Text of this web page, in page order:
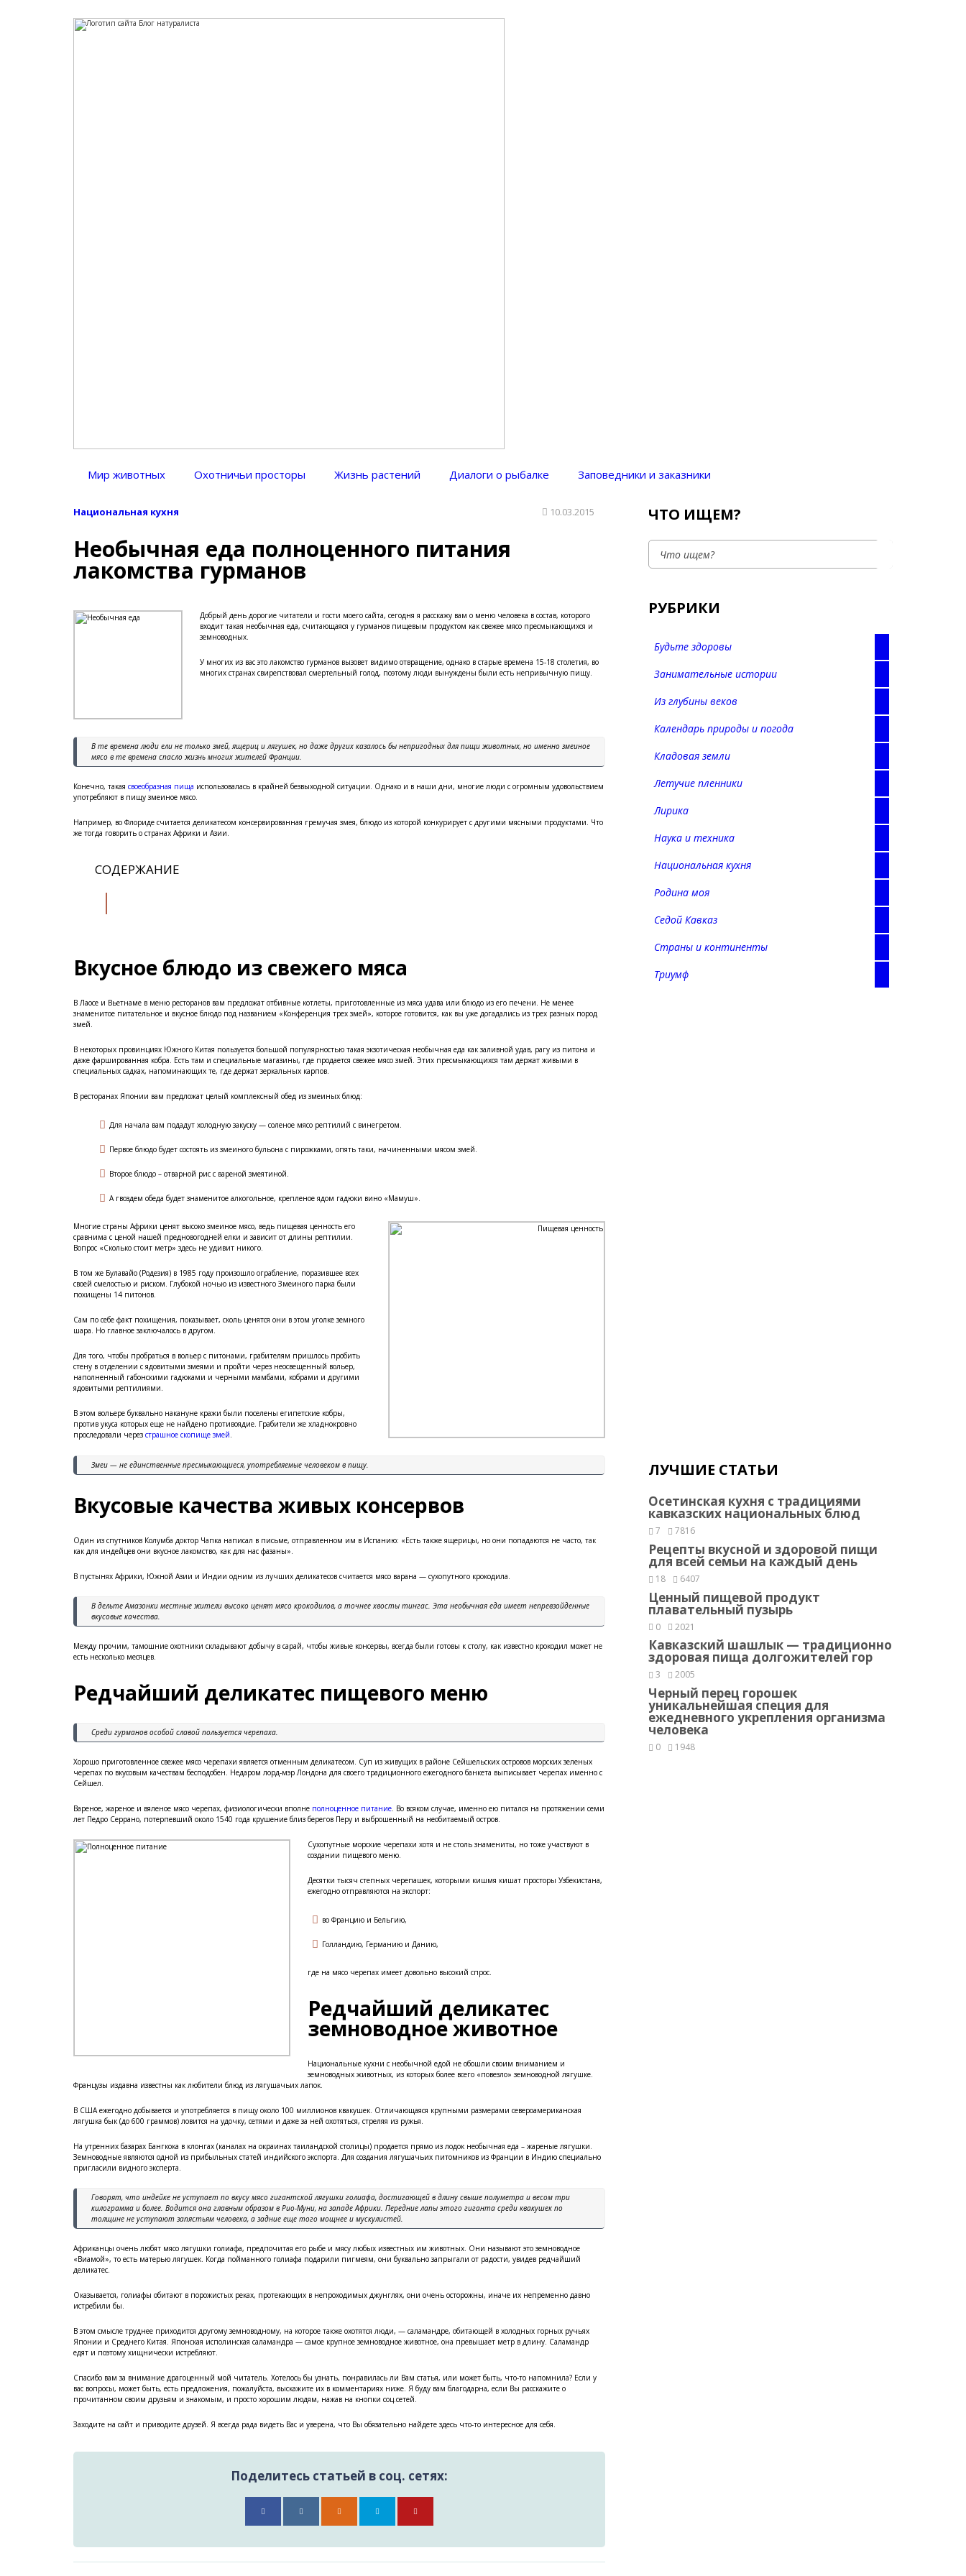
Мир животных Охотничьи просторы Жизнь растений Диалоги о рыбалке Заповедники и заказники
Национальная кухня 10.03.2015
Необычная еда полноценного питания
лакомства гурманов
Добрый день дорогие читатели и гости моего сайта, сегодня я расскажу вам о меню человека в состав, которого
входит такая необычная еда, считающаяся у гурманов пищевым продуктом как свежее мясо пресмыкающихся и
земноводных.
У многих из вас это лакомство гурманов вызовет видимо отвращение, однако в старые времена 15-18 столетия, во
многих странах свирепствовал смертельный голод, поэтому люди вынуждены были есть непривычную пищу.
В те времена люди ели не только змей, ящериц и лягушек, но даже других казалось бы непригодных для пищи животных, но именно змеиное
мясо в те времена спасло жизнь многих жителей Франции.
Конечно, такая своеобразная пища использовалась в крайней безвыходной ситуации. Однако и в наши дни, многие люди с огромным удовольствием
употребляют в пищу змеиное мясо.
Например, во Флориде считается деликатесом консервированная гремучая змея, блюдо из которой конкурирует с другими мясными продуктами. Что
же тогда говорить о странах Африки и Азии.
СОДЕРЖАНИЕ
Вкусное блюдо из свежего мяса
В Лаосе и Вьетнаме в меню ресторанов вам предложат отбивные котлеты, приготовленные из мяса удава или блюдо из его печени. Не менее
знаменитое питательное и вкусное блюдо под названием «Конференция трех змей», которое готовится, как вы уже догадались из трех разных пород
змей.
В некоторых провинциях Южного Китая пользуется большой популярностью такая экзотическая необычная еда как заливной удав, рагу из питона и
даже фаршированная кобра. Есть там и специальные магазины, где продается свежее мясо змей. Этих пресмыкающихся там держат живыми в
специальных садках, напоминающих те, где держат зеркальных карпов.
В ресторанах Японии вам предложат целый комплексный обед из змеиных блюд:
Для начала вам подадут холодную закуску — соленое мясо рептилий с винегретом.
Первое блюдо будет состоять из змеиного бульона с пирожками, опять таки, начиненными мясом змей.
Второе блюдо – отварной рис с вареной змеятиной.
А гвоздем обеда будет знаменитое алкогольное, крепленое ядом гадюки вино «Мамуш».
Многие страны Африки ценят высоко змеиное мясо, ведь пищевая ценность его
сравнима с ценой нашей предновогодней елки и зависит от длины рептилии.
Вопрос «Сколько стоит метр» здесь не удивит никого.
В том же Булавайо (Родезия) в 1985 году произошло ограбление, поразившее всех
своей смелостью и риском. Глубокой ночью из известного Змеиного парка были
похищены 14 питонов.
Сам по себе факт похищения, показывает, сколь ценятся они в этом уголке земного
шара. Но главное заключалось в другом.
Для того, чтобы пробраться в вольер с питонами, грабителям пришлось пробить
стену в отделении с ядовитыми змеями и пройти через неосвещенный вольер,
наполненный габонскими гадюками и черными мамбами, кобрами и другими
ядовитыми рептилиями.
В этом вольере буквально накануне кражи были поселены египетские кобры,
против укуса которых еще не найдено противоядие. Грабители же хладнокровно
проследовали через страшное скопище змей.
Змеи — не единственные пресмыкающиеся, употребляемые человеком в пищу.
Вкусовые качества живых консервов
Один из спутников Колумба доктор Чапка написал в письме, отправленном им в Испанию: «Есть также ящерицы, но они попадаются не часто, так
как для индейцев они вкусное лакомство, как для нас фазаны».
В пустынях Африки, Южной Азии и Индии одним из лучших деликатесов считается мясо варана — сухопутного крокодила.
В дельте Амазонки местные жители высоко ценят мясо крокодилов, а точнее хвосты тингас. Эта необычная еда имеет непревзойденные
вкусовые качества.
Между прочим, тамошние охотники складывают добычу в сарай, чтобы живые консервы, всегда были готовы к столу, как известно крокодил может не
есть несколько месяцев.
Редчайший деликатес пищевого меню
Среди гурманов особой славой пользуется черепаха.
Хорошо приготовленное свежее мясо черепахи является отменным деликатесом. Суп из живущих в районе Сейшельских островов морских зеленых
черепах по вкусовым качествам бесподобен. Недаром лорд-мэр Лондона для своего традиционного ежегодного банкета выписывает черепах именно с
Сейшел.
Вареное, жареное и вяленое мясо черепах, физиологически вполне полноценное питание. Во всяком случае, именно ею питался на протяжении семи
лет Педро Серрано, потерпевший около 1540 года крушение близ берегов Перу и выброшенный на необитаемый остров.
Сухопутные морские черепахи хотя и не столь знамениты, но тоже участвуют в
создании пищевого меню.
Десятки тысяч степных черепашек, которыми кишмя кишат просторы Узбекистана,
ежегодно отправляются на экспорт:
во Францию и Бельгию,
Голландию, Германию и Данию,
где на мясо черепах имеет довольно высокий спрос.
Редчайший деликатес
земноводное животное
Национальные кухни с необычной едой не обошли своим вниманием и
земноводных животных, из которых более всего «повезло» земноводной лягушке.
Французы издавна известны как любители блюд из лягушачьих лапок.
В США ежегодно добывается и употребляется в пищу около 100 миллионов квакушек. Отличающаяся крупными размерами североамериканская
лягушка бык (до 600 граммов) ловится на удочку, сетями и даже за ней охотяться, стреляя из ружья.
На утренних базарах Бангкока в клонгах (каналах на окраинах таиландской столицы) продается прямо из лодок необычная еда – жареные лягушки.
Земноводные являются одной из прибыльных статей индийского экспорта. Для создания лягушачьих питомников из Франции в Индию специально
пригласили видного эксперта.
Говорят, что индейке не уступает по вкусу мясо гигантской лягушки голиафа, достигающей в длину свыше полуметра и весом три
килограмма и более. Водится она главным образом в Рио-Муни, на западе Африки. Передние лапы этого гиганта среди квакушек по
толщине не уступают запястьям человека, а задние еще того мощнее и мускулистей.
Африканцы очень любят мясо лягушки голиафа, предпочитая его рыбе и мясу любых известных им животных. Они называют это земноводное
«Виамой», то есть матерью лягушек. Когда пойманного голиафа подарили пигмеям, они буквально запрыгали от радости, увидев редчайший
деликатес.
Оказывается, голиафы обитают в порожистых реках, протекающих в непроходимых джунглях, они очень осторожны, иначе их непременно давно
истребили бы.
В этом смысле труднее приходится другому земноводному, на которое также охотятся люди, — саламандре, обитающей в холодных горных ручьях
Японии и Среднего Китая. Японская исполинская саламандра — самое крупное земноводное животное, она превышает метр в длину. Саламандр
едят и поэтому хищнически истребляют.
Спасибо вам за внимание драгоценный мой читатель. Хотелось бы узнать, понравилась ли Вам статья, или может быть, что-то напомнила? Если у
вас вопросы, может быть, есть предложения, пожалуйста, выскажите их в комментариях ниже. Я буду вам благодарна, если Вы расскажите о
прочитанном своим друзьям и знакомым, и просто хорошим людям, нажав на кнопки соц.сетей.
Заходите на сайт и приводите друзей. Я всегда рада видеть Вас и уверена, что Вы обязательно найдете здесь что-то интересное для себя.
Поделитесь статьей в соц. сетях:
ЧТО ИЩЕМ?
РУБРИКИ
Будьте здоровы
Занимательные истории
Из глубины веков
Календарь природы и погода
Кладовая земли
Летучие пленники
Лирика
Наука и техника
Национальная кухня
Родина моя
Седой Кавказ
Страны и континенты
Триумф
ЛУЧШИЕ СТАТЬИ
Осетинская кухня с традициями
кавказских национальных блюд
7 7816
Рецепты вкусной и здоровой пищи
для всей семьи на каждый день
18 6407
Ценный пищевой продукт
плавательный пузырь
0 2021
Кавказский шашлык — традиционно
здоровая пища долгожителей гор
3 2005
Черный перец горошек
уникальнейшая специя для
ежедневного укрепления организма
человека
0 1948